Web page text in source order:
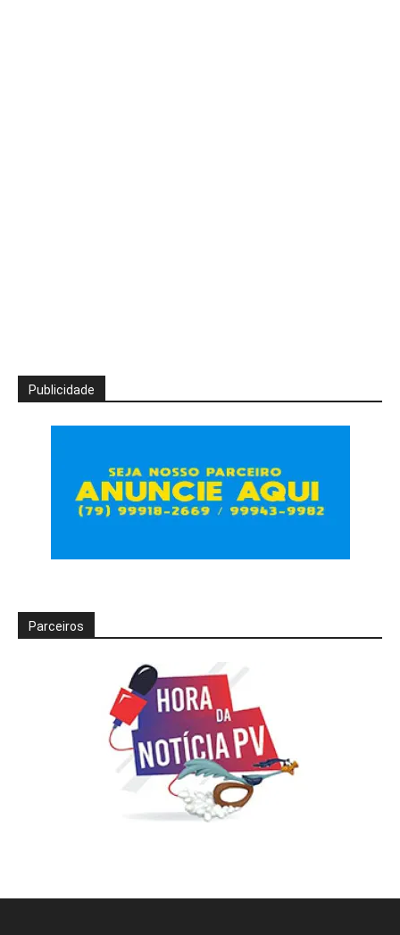
Publicidade
Parceiros